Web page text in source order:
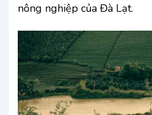
nông nghiệp của Đà Lạt.